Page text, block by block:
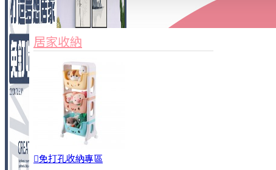
3C周邊
居家安全
居家清潔
查看更多
餐飲廚具
家俱&收納
居家收納
免打孔收納專區